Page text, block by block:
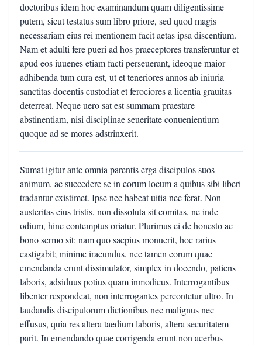
doctoribus idem hoc examinandum quam diligentissime
putem, sicut testatus sum libro priore, sed quod magis
necessariam eius rei mentionem facit aetas ipsa discentium.
Nam et adulti fere pueri ad hos praeceptores transferuntur et
apud eos iuuenes etiam facti perseuerant, ideoque maior
adhibenda tum cura est, ut et teneriores annos ab iniuria
sanctitas docentis custodiat et ferociores a licentia grauitas
deterreat. Neque uero sat est summam praestare
abstinentiam, nisi disciplinae seueritate conuenientium
quoque ad se mores adstrinxerit.
Sumat igitur ante omnia parentis erga discipulos suos
animum, ac succedere se in eorum locum a quibus sibi liberi
tradantur existimet. Ipse nec habeat uitia nec ferat. Non
austeritas eius tristis, non dissoluta sit comitas, ne inde
odium, hinc contemptus oriatur. Plurimus ei de honesto ac
bono sermo sit: nam quo saepius monuerit, hoc rarius
castigabit; minime iracundus, nec tamen eorum quae
emendanda erunt dissimulator, simplex in docendo, patiens
laboris, adsiduus potius quam inmodicus. Interrogantibus
libenter respondeat, non interrogantes percontetur ultro. In
laudandis discipulorum dictionibus nec malignus nec
effusus, quia res altera taedium laboris, altera securitatem
parit. In emendando quae corrigenda erunt non acerbus